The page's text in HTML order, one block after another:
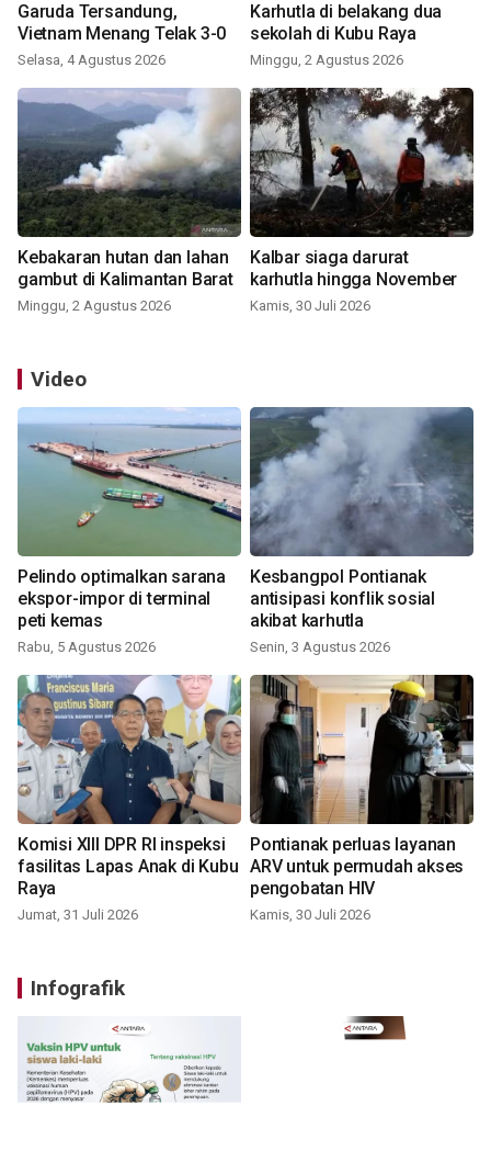
Garuda Tersandung,
Vietnam Menang Telak 3-0
Selasa, 4 Agustus 2026
Karhutla di belakang dua
sekolah di Kubu Raya
Minggu, 2 Agustus 2026
Kebakaran hutan dan lahan
gambut di Kalimantan Barat
Minggu, 2 Agustus 2026
Kalbar siaga darurat
karhutla hingga November
Kamis, 30 Juli 2026
Video
Pelindo optimalkan sarana
ekspor-impor di terminal
peti kemas
Rabu, 5 Agustus 2026
Kesbangpol Pontianak
antisipasi konflik sosial
akibat karhutla
Senin, 3 Agustus 2026
Komisi XIII DPR RI inspeksi
fasilitas Lapas Anak di Kubu
Raya
Jumat, 31 Juli 2026
Pontianak perluas layanan
ARV untuk permudah akses
pengobatan HIV
Kamis, 30 Juli 2026
Infografik